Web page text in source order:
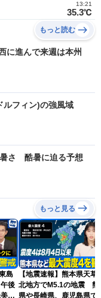
35.3℃
13:21
もっと読む
に進んで来週は本州
ルフィン)の強風域
さ 酷暑に迫る予想
もっと見る
島
後
通
【地震速報】熊本県天草
北地方でM5.1の地震 熊
県や長崎県、鹿児島県で